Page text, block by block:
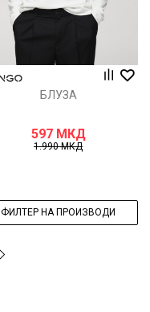
БЛУЗА
597 МКД
1.990МКД
ФИЛТЕР НА ПРОИЗВОДИ